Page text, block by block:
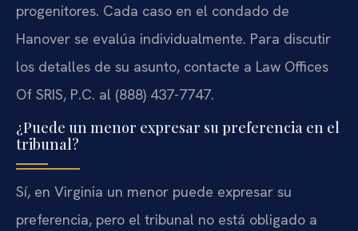
progenitores. Cada caso en el condado de
Hanover se evalúa individualmente. Para discutir
los detalles de su asunto, contacte a Law Offices
Of SRIS, P.C. al (888) 437-7747.
¿Puede un menor expresar su preferencia en el
tribunal?
Sí, en Virginia un menor puede expresar su
preferencia, pero el tribunal no está obligado a